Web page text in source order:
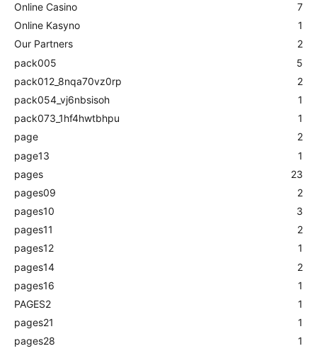
Online Casino
7
Online Kasyno
1
Our Partners
2
pack005
5
pack012_8nqa70vz0rp
2
pack054_vj6nbsisoh
1
pack073_1hf4hwtbhpu
1
page
2
page13
1
pages
23
pages09
2
pages10
3
pages11
2
pages12
1
pages14
2
pages16
1
PAGES2
1
pages21
1
pages28
1